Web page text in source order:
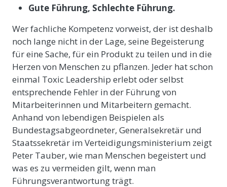
Gute Führung, Schlechte Führung.
Wer fachliche Kompetenz vorweist, der ist deshalb
noch lange nicht in der Lage, seine Begeisterung
für eine Sache, für ein Produkt zu teilen und in die
Herzen von Menschen zu pflanzen. Jeder hat schon
einmal Toxic Leadership erlebt oder selbst
entsprechende Fehler in der Führung von
Mitarbeiterinnen und Mitarbeitern gemacht.
Anhand von lebendigen Beispielen als
Bundestagsabgeordneter, Generalsekretär und
Staatssekretär im Verteidigungsministerium zeigt
Peter Tauber, wie man Menschen begeistert und
was es zu vermeiden gilt, wenn man
Führungsverantwortung trägt.